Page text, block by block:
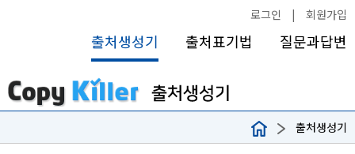
로그인 | 회원가입
출처생성기 출처표기법 질문과답변
출처생성기